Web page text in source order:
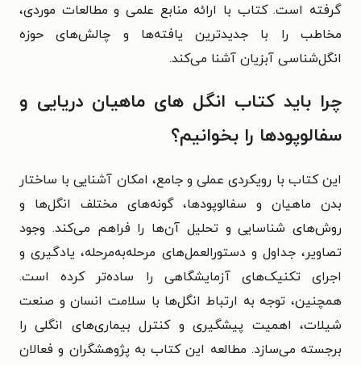
گرفته است. کتاب با ارائه منابع علمی و مطالعات موردی،
مخاطب را با جدیدترین یافته‌ها و چالش‌های حوزه
انگل‌شناسی آبزیان آشنا می‌کند.
چرا باید کتاب انگل های ماهیان دریایی و
سفالوپودها را بخوانیم؟
این کتاب با رویکردی عملی و جامع، امکان آشنایی با ساختار
بدن ماهیان و سفالوپودها، گونه‌های مختلف انگل‌ها و
روش‌های شناسایی و تحلیل آن‌ها را فراهم می‌کند. وجود
تصاویر، جداول و دستورالعمل‌های مرحله‌به‌مرحله، یادگیری و
اجرای تکنیک‌های آزمایشگاهی را ساده‌تر کرده است.
همچنین، توجه به ارتباط انگل‌ها با سلامت انسان و صنعت
شیلات، اهمیت پیشگیری و کنترل بیماری‌های انگلی را
برجسته می‌سازد. مطالعه این کتاب به پژوهشگران و فعالان